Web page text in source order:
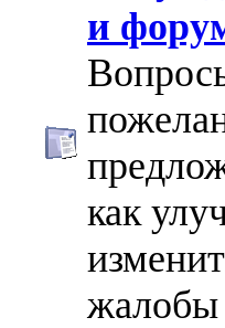
и
как
жалобы